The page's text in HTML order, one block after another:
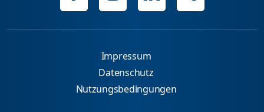
Impressum
Datenschutz
Nutzungsbedingungen